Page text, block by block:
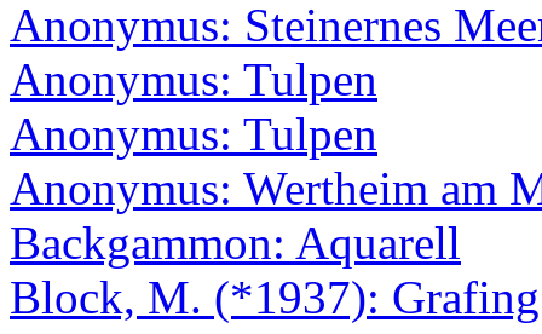
Anonymus: Steinernes
Anonymus: Tulpen
Anonymus: Tulpen
Anonymus: Wertheim am
Backgammon: Aquarell
Block, M. (*1937): Grafing